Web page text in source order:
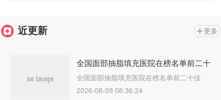
近更新 更多
全国面部抽脂填充医院在榜名单前二十
佳2025新榜单-便宜实惠安利
全国面部抽脂填充医院在榜名单前二十佳
20…
2026-08-09 08:36:24